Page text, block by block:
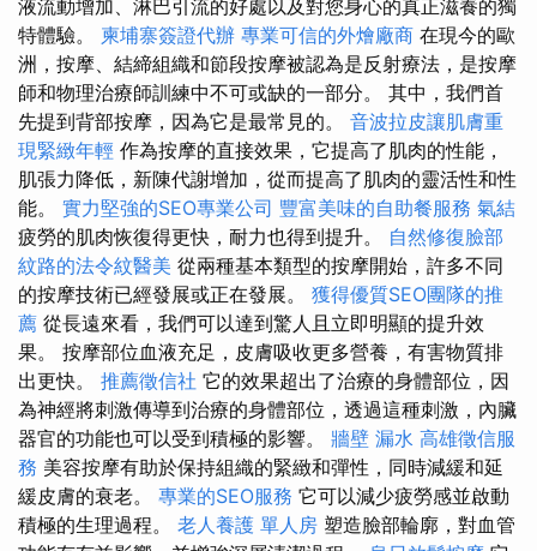
液流動增加、淋巴引流的好處以及對您身心的真正滋養的獨
特體驗。 柬埔寨簽證代辦 專業可信的外燴廠商 在現今的歐
洲，按摩、結締組織和節段按摩被認為是反射療法，是按摩
師和物理治療師訓練中不可或缺的一部分。 其中，我們首
先提到背部按摩，因為它是最常見的。 音波拉皮讓肌膚重
現緊緻年輕 作為按摩的直接效果，它提高了肌肉的性能，
肌張力降低，新陳代謝增加，從而提高了肌肉的靈活性和性
能。 實力堅強的SEO專業公司 豐富美味的自助餐服務 氣結
疲勞的肌肉恢復得更快，耐力也得到提升。 自然修復臉部
紋路的法令紋醫美 從兩種基本類型的按摩開始，許多不同
的按摩技術已經發展或正在發展。 獲得優質SEO團隊的推
薦 從長遠來看，我們可以達到驚人且立即明顯的提升效
果。 按摩部位血液充足，皮膚吸收更多營養，有害物質排
出更快。 推薦徵信社 它的效果超出了治療的身體部位，因
為神經將刺激傳導到治療的身體部位，透過這種刺激，內臟
器官的功能也可以受到積極的影響。 牆壁 漏水 高雄徵信服
務 美容按摩有助於保持組織的緊緻和彈性，同時減緩和延
緩皮膚的衰老。 專業的SEO服務 它可以減少疲勞感並啟動
積極的生理過程。 老人養護 單人房 塑造臉部輪廓，對血管